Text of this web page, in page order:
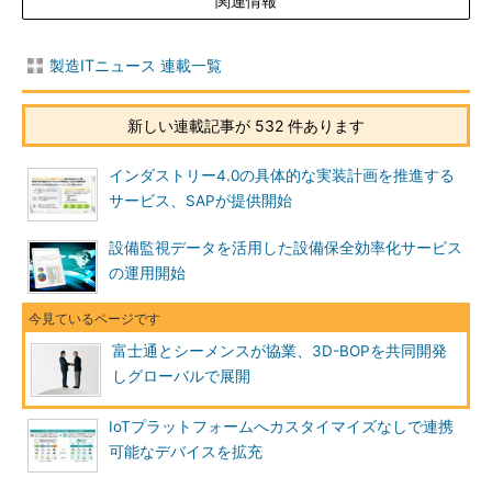
製造ITニュース 連載一覧
新しい連載記事が 532 件あります
インダストリー4.0の具体的な実装計画を推進する
サービス、SAPが提供開始
設備監視データを活用した設備保全効率化サービス
の運用開始
富士通とシーメンスが協業、3D-BOPを共同開発
しグローバルで展開
IoTプラットフォームへカスタイマイズなしで連携
可能なデバイスを拡充